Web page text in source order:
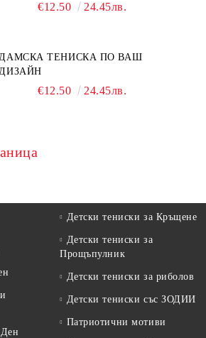
€12.50 24.45лв.
ТЕНИСКА ПО ВАШ
€12.50 24.45лв.
Детски тениски за Кръщене
Детски тениски за
Прощъпулник
Детски тениски за риболов
Детски тениски със ЗОДИИ
Патриотични мотиви